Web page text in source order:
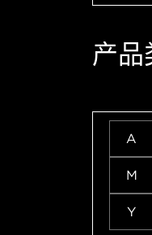
产
A
M
Y